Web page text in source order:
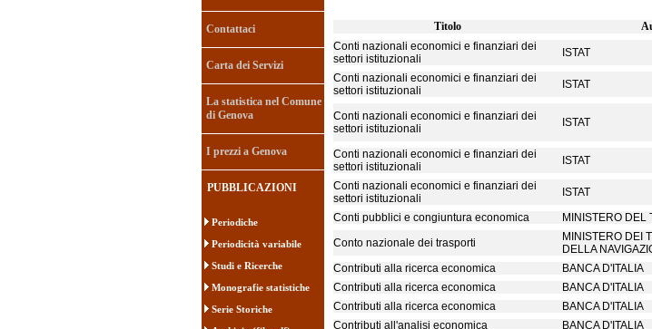
Contattaci
Carta dei Servizi
La statistica nel Comune
di Genova
I prezzi a Genova
PUBBLICAZIONI
Periodiche
Periodicità variabile
Studi e Ricerche
Monografie statistiche
Serie Storiche
Titolo
Conti nazionali economici e finanziari dei
settori istituzionali
ISTAT
Conti nazionali economici e finanziari dei
settori istituzionali
ISTAT
Conti nazionali economici e finanziari dei
settori istituzionali
ISTAT
Conti nazionali economici e finanziari dei
settori istituzionali
ISTAT
Conti nazionali economici e finanziari dei
settori istituzionali
ISTAT
Conti pubblici e congiuntura economica
MINISTERO DEL
Conto nazionale dei trasporti
MINISTERO DEI
DELLA
Contributi alla ricerca economica
BANCA D'ITALIA
Contributi alla ricerca economica
BANCA D'ITALIA
Contributi alla ricerca economica
BANCA D'ITALIA
Contributi all'analisi economica
BANCA D'ITALIA